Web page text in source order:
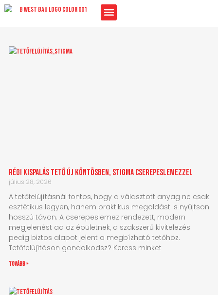
Skip
Régi kispalás tető új köntösben, Stigma cserepeslemezzel
július 28, 2026
A tetőfelújításnál fontos, hogy a választott anyag ne csak
esztétikus legyen, hanem praktikus megoldást is nyújtson
hosszú távon. A cserepeslemez rendezett, modern
megjelenést ad az épületnek, a szakszerű kivitelezés
pedig biztos alapot jelent a megbízható tetőhöz.
Tetőfelújításon gondolkodsz? Keress minket
tovább »